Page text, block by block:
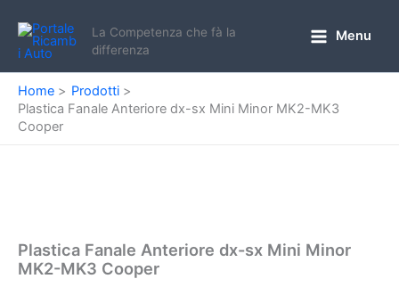
contenuto
La Competenza che fà la
differenza
Menu
Home
Prodotti
Plastica Fanale Anteriore dx-sx Mini Minor MK2-MK3
Cooper
Plastica Fanale Anteriore dx-sx Mini Minor
MK2-MK3 Cooper